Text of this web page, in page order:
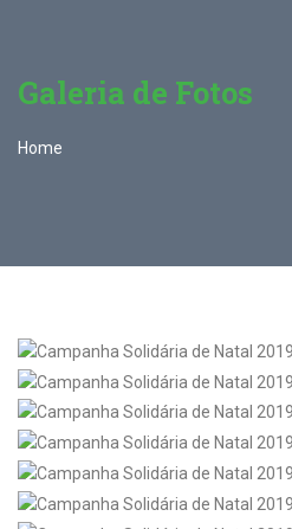
Galeria de Fotos
Home